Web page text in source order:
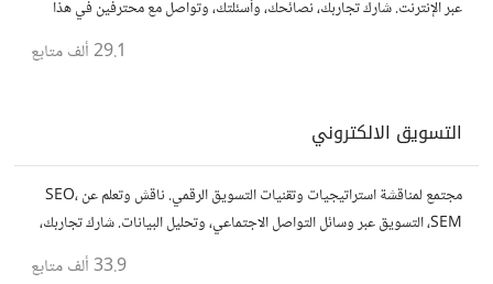
عبر الإنترنت. شارك تجاربك، نصائحك، وأسئلتك، وتواصل مع محترفين في هذا
29.1 ألف متابع
التسويق الالكتروني
مجتمع لمناقشة استراتيجيات وتقنيات التسويق الرقمي. ناقش وتعلم عن SEO،
SEM، التسويق عبر وسائل التواصل الاجتماعي، وتحليل البيانات. شارك تجاربك،
33.9 ألف متابع